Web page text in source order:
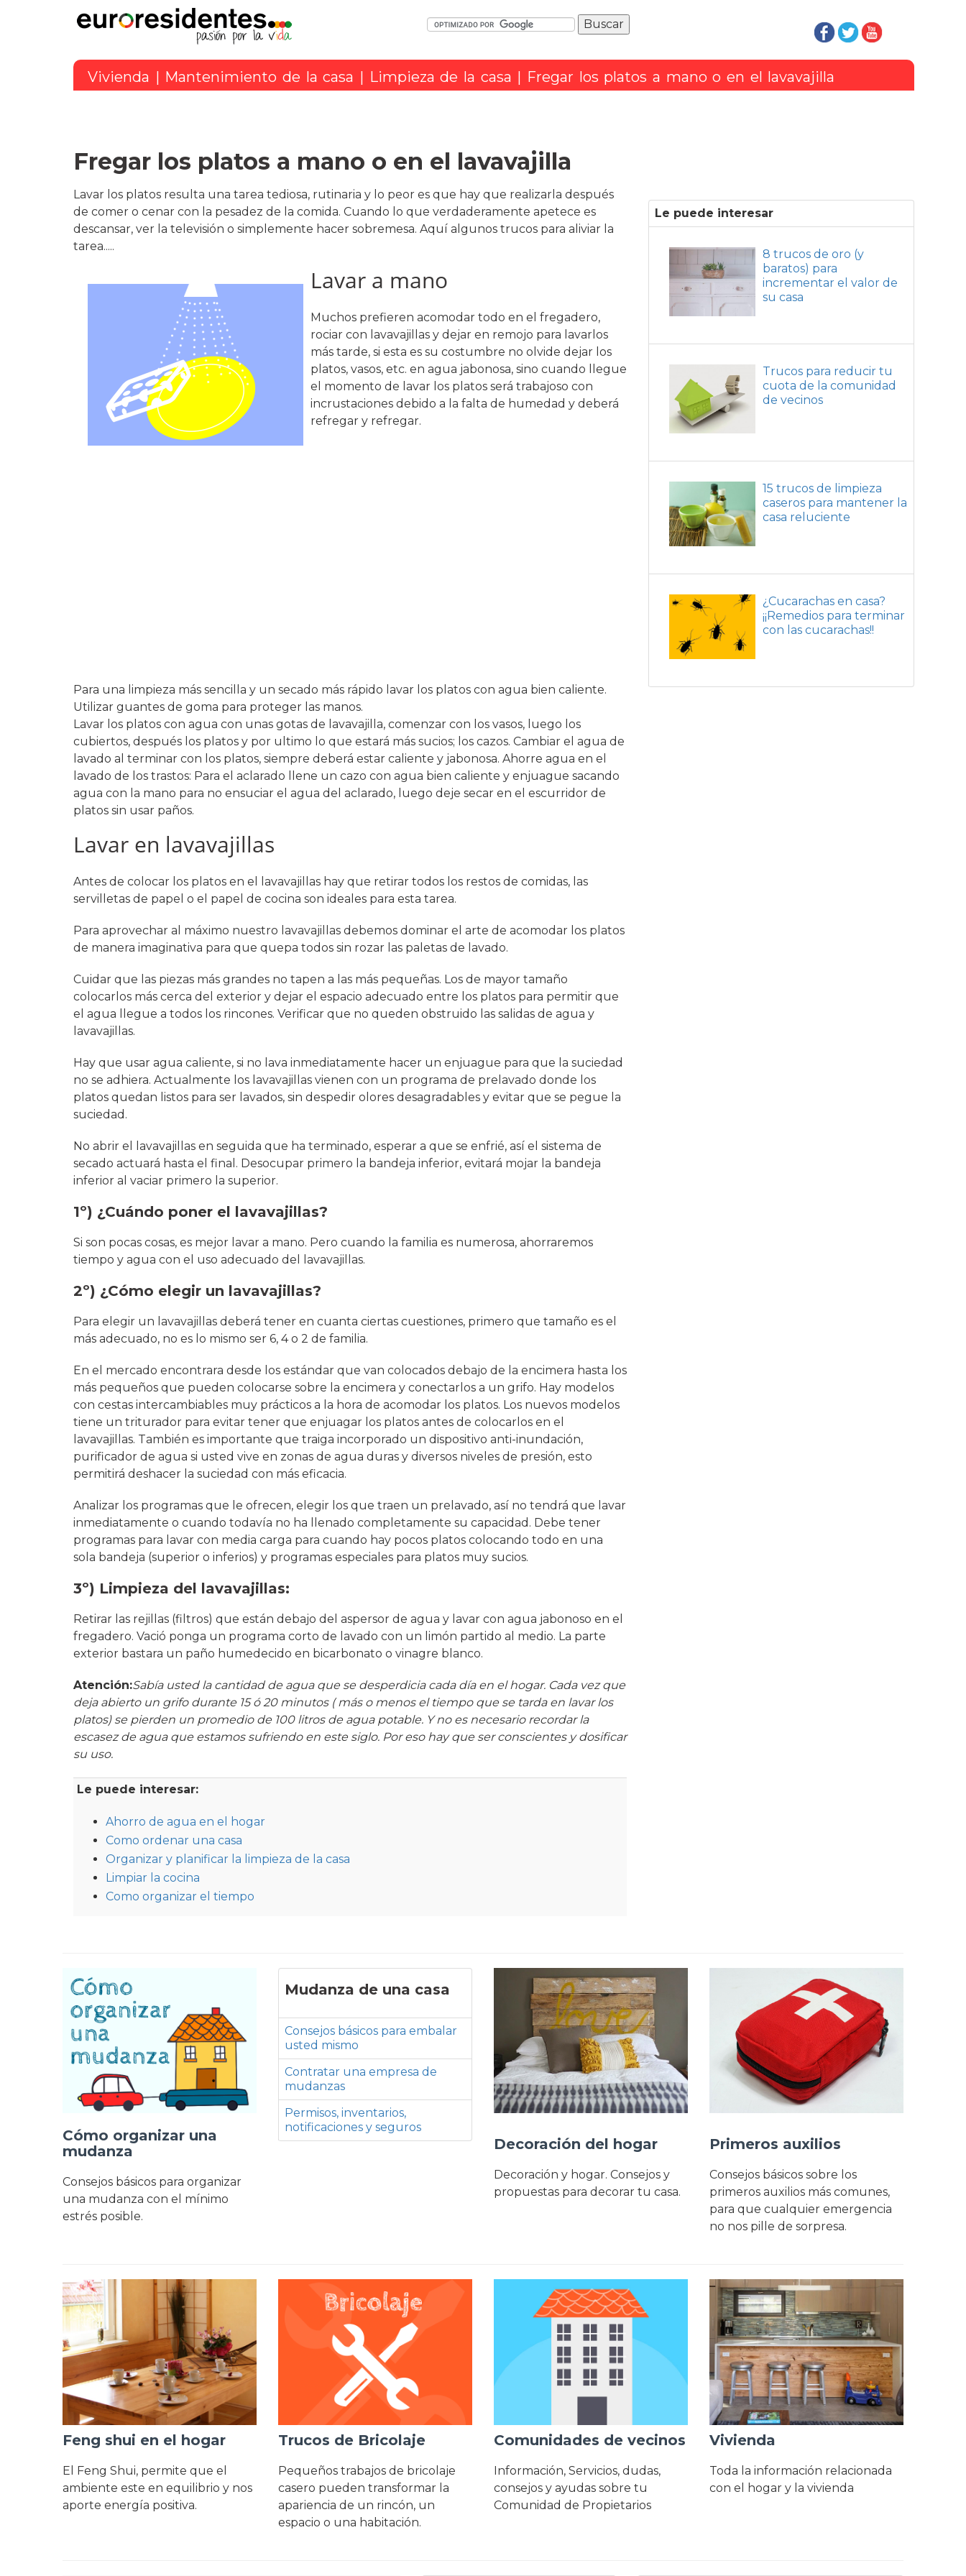
Vivienda | Mantenimiento de la casa | Limpieza de la casa | Fregar los platos a mano o en el lavavajilla
Fregar los platos a mano o en el lavavajilla
Lavar los platos resulta una tarea tediosa, rutinaria y lo peor es que hay que realizarla después
de comer o cenar con la pesadez de la comida. Cuando lo que verdaderamente apetece es
descansar, ver la televisión o simplemente hacer sobremesa. Aquí algunos trucos para aliviar la
tarea.....
Lavar a mano
Muchos prefieren acomodar todo en el fregadero,
rociar con lavavajillas y dejar en remojo para lavarlos
más tarde, si esta es su costumbre no olvide dejar los
platos, vasos, etc. en agua jabonosa, sino cuando llegue
el momento de lavar los platos será trabajoso con
incrustaciones debido a la falta de humedad y deberá
refregar y refregar.
Para una limpieza más sencilla y un secado más rápido lavar los platos con agua bien caliente.
Utilizar guantes de goma para proteger las manos.
Lavar los platos con agua con unas gotas de lavavajilla, comenzar con los vasos, luego los
cubiertos, después los platos y por ultimo lo que estará más sucios; los cazos. Cambiar el agua de
lavado al terminar con los platos, siempre deberá estar caliente y jabonosa. Ahorre agua en el
lavado de los trastos: Para el aclarado llene un cazo con agua bien caliente y enjuague sacando
agua con la mano para no ensuciar el agua del aclarado, luego deje secar en el escurridor de
platos sin usar paños.
Lavar en lavavajillas
Antes de colocar los platos en el lavavajillas hay que retirar todos los restos de comidas, las
servilletas de papel o el papel de cocina son ideales para esta tarea.
Para aprovechar al máximo nuestro lavavajillas debemos dominar el arte de acomodar los platos
de manera imaginativa para que quepa todos sin rozar las paletas de lavado.
Cuidar que las piezas más grandes no tapen a las más pequeñas. Los de mayor tamaño
colocarlos más cerca del exterior y dejar el espacio adecuado entre los platos para permitir que
el agua llegue a todos los rincones. Verificar que no queden obstruido las salidas de agua y
lavavajillas.
Hay que usar agua caliente, si no lava inmediatamente hacer un enjuague para que la suciedad
no se adhiera. Actualmente los lavavajillas vienen con un programa de prelavado donde los
platos quedan listos para ser lavados, sin despedir olores desagradables y evitar que se pegue la
suciedad.
No abrir el lavavajillas en seguida que ha terminado, esperar a que se enfrié, así el sistema de
secado actuará hasta el final. Desocupar primero la bandeja inferior, evitará mojar la bandeja
inferior al vaciar primero la superior.
1º) ¿Cuándo poner el lavavajillas?
Si son pocas cosas, es mejor lavar a mano. Pero cuando la familia es numerosa, ahorraremos
tiempo y agua con el uso adecuado del lavavajillas.
2º) ¿Cómo elegir un lavavajillas?
Para elegir un lavavajillas deberá tener en cuanta ciertas cuestiones, primero que tamaño es el
más adecuado, no es lo mismo ser 6, 4 o 2 de familia.
En el mercado encontrara desde los estándar que van colocados debajo de la encimera hasta los
más pequeños que pueden colocarse sobre la encimera y conectarlos a un grifo. Hay modelos
con cestas intercambiables muy prácticos a la hora de acomodar los platos. Los nuevos modelos
tiene un triturador para evitar tener que enjuagar los platos antes de colocarlos en el
lavavajillas. También es importante que traiga incorporado un dispositivo anti-inundación,
purificador de agua si usted vive en zonas de agua duras y diversos niveles de presión, esto
permitirá deshacer la suciedad con más eficacia.
Analizar los programas que le ofrecen, elegir los que traen un prelavado, así no tendrá que lavar
inmediatamente o cuando todavía no ha llenado completamente su capacidad. Debe tener
programas para lavar con media carga para cuando hay pocos platos colocando todo en una
sola bandeja (superior o inferios) y programas especiales para platos muy sucios.
3º) Limpieza del lavavajillas:
Retirar las rejillas (filtros) que están debajo del aspersor de agua y lavar con agua jabonoso en el
fregadero. Vació ponga un programa corto de lavado con un limón partido al medio. La parte
exterior bastara un paño humedecido en bicarbonato o vinagre blanco.
Atención:Sabía usted la cantidad de agua que se desperdicia cada día en el hogar. Cada vez que
deja abierto un grifo durante 15 ó 20 minutos ( más o menos el tiempo que se tarda en lavar los
platos) se pierden un promedio de 100 litros de agua potable. Y no es necesario recordar la
escasez de agua que estamos sufriendo en este siglo. Por eso hay que ser conscientes y dosificar
su uso.
Le puede interesar:
Ahorro de agua en el hogar
Como ordenar una casa
Organizar y planificar la limpieza de la casa
Limpiar la cocina
Como organizar el tiempo
Le puede interesar
8 trucos de oro (y
baratos) para
incrementar el valor de
su casa
Trucos para reducir tu
cuota de la comunidad
de vecinos
15 trucos de limpieza
caseros para mantener la
casa reluciente
¿Cucarachas en casa?
¡¡Remedios para terminar
con las cucarachas!!
Cómo organizar una
mudanza
Consejos básicos para organizar
una mudanza con el mínimo
estrés posible.
Mudanza de una casa
Consejos básicos para embalar
usted mismo
Contratar una empresa de
mudanzas
Permisos, inventarios,
notificaciones y seguros
Decoración del hogar
Decoración y hogar. Consejos y
propuestas para decorar tu casa.
Primeros auxilios
Consejos básicos sobre los
primeros auxilios más comunes,
para que cualquier emergencia
no nos pille de sorpresa.
Feng shui en el hogar
El Feng Shui, permite que el
ambiente este en equilibrio y nos
aporte energía positiva.
Trucos de Bricolaje
Pequeños trabajos de bricolaje
casero pueden transformar la
apariencia de un rincón, un
espacio o una habitación.
Comunidades de vecinos
Información, Servicios, dudas,
consejos y ayudas sobre tu
Comunidad de Propietarios
Vivienda
Toda la información relacionada
con el hogar y la vivienda